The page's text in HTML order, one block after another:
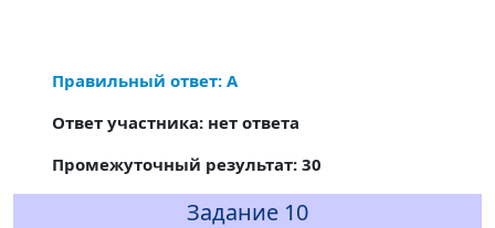
Правильный ответ: А
Ответ участника: нет ответа
Промежуточный результат: 30
Задание 10